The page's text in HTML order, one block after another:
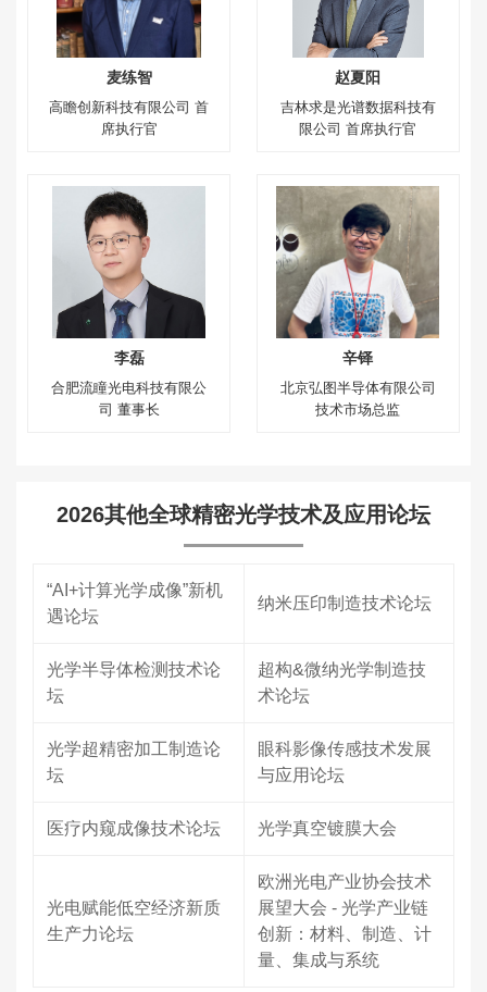
麦练智
高瞻创新科技有限公司 首
席执行官
赵夏阳
吉林求是光谱数据科技有
限公司 首席执行官
李磊
合肥流瞳光电科技有限公
司 董事长
辛铎
北京弘图半导体有限公司
技术市场总监
2026其他全球精密光学技术及应用论坛
“AI+计算光学成像”新机
遇论坛
纳米压印制造技术论坛
光学半导体检测技术论
坛
超构&微纳光学制造技
术论坛
光学超精密加工制造论
坛
眼科影像传感技术发展
与应用论坛
医疗内窥成像技术论坛 光学真空镀膜大会
光电赋能低空经济新质
生产力论坛
欧洲光电产业协会技术
展望大会 - 光学产业链
创新：材料、制造、计
量、集成与系统